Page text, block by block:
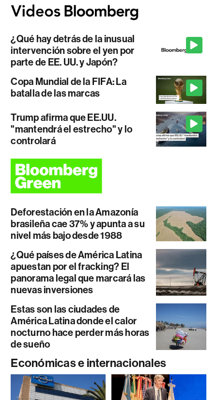
¿Qué hay detrás de la inusual
intervención sobre el yen por
parte de EE. UU. y Japón?
Copa Mundial de la FIFA: La
batalla de las marcas
Trump afirma que EE.UU.
"mantendrá el estrecho" y lo
controlará
Deforestación en la Amazonía
brasileña cae 37% y apunta a su
nivel más bajo desde 1988
¿Qué países de América Latina
apuestan por el fracking? El
panorama legal que marcará las
nuevas inversiones
Estas son las ciudades de
América Latina donde el calor
nocturno hace perder más horas
de sueño
Económicas e internacionales